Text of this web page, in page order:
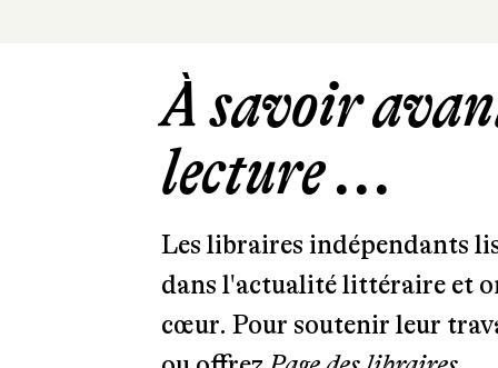
À savoir
lecture ...
Les libraires indépendants
dans l'actualité littéraire et
cœur. Pour soutenir leur